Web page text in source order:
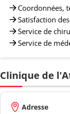
Coordonnées,
Satisfaction
Service de
Service de
Clinique de
Adresse